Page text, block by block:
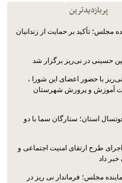
پربازدیدترین
مجلس؛ تأکید بر حمایت از زندانیان
حسینی در نی‌ریز برگزار شد
با حضور اعضای این شورا ،
مدیریت آموزش و پرورش شهرستان
استان؛ ستارگان سما با دو
طرح ارتقای امنیت اجتماعی و
داد
مجلس؛ فرماندار نی ریز در